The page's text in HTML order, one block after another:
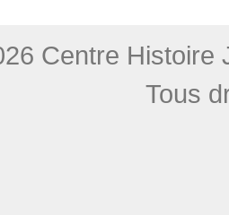
Centre Histoire
Tous